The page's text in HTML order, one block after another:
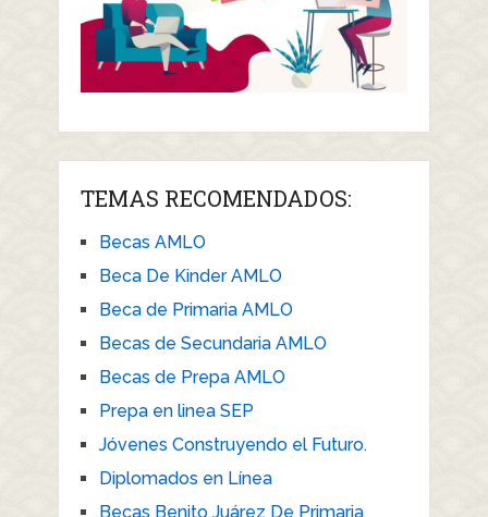
TEMAS RECOMENDADOS:
Becas AMLO
Beca De Kinder AMLO
Beca de Primaria AMLO
Becas de Secundaria AMLO
Becas de Prepa AMLO
Prepa en linea SEP
Jóvenes Construyendo el Futuro.
Diplomados en Línea
Becas Benito Juárez De Primaria